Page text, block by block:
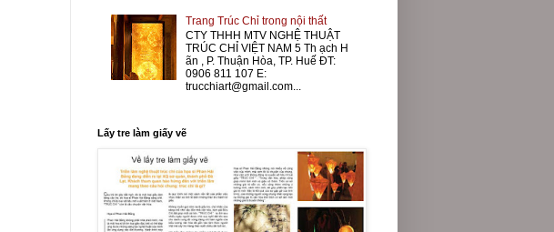
Trang Trúc Chỉ trong nội thất
CTY THHH MTV NGHỆ THUẬT
TRÚC CHỈ VIỆT NAM 5 Th ạch H
ãn , P. Thuận Hòa, TP. Huế ĐT:
0906 811 107 E:
trucchiart@gmail.com...
Lấy tre làm giấy vẽ